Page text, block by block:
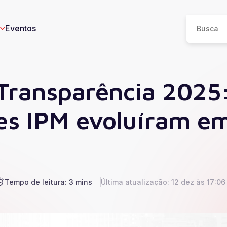
Eventos
IPM evoluíram
Tempo de leitura: 3 mins Última atualização: 12 dez às 17:06